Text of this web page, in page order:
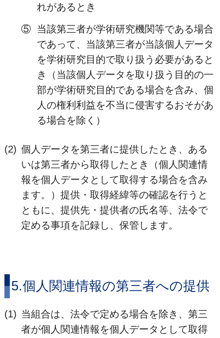
れがあるとき
⑤
当該第三者が学術研究機関等である場合
であって、当該第三者が当該個人データ
を学術研究目的で取り扱う必要があると
き（当該個人データを取り扱う目的の一
部が学術研究目的である場合を含み、個
人の権利利益を不当に侵害するおそがあ
る場合を除く）
(2) 個人データを第三者に提供したとき、ある
いは第三者から取得したとき（個人関連情
報を個人データとして取得する場合を含み
ます。）提供・取得経緯等の確認を行うと
ともに、提供先・提供者の氏名等、法令で
定める事項を記録し、保管します。
5.個人関連情報の第三者への提供
(1) 当組合は、法令で定める場合を除き、第三
者が個人関連情報を個人データとして取得